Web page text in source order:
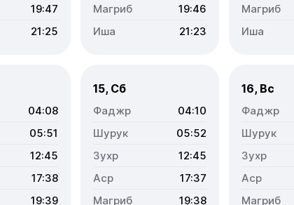
19:47
21:25
19:46
21:23
04:08
05:51
12:45
17:38
19:39
15, Сб
04:10
05:52
12:45
17:37
19:38
16, Вс